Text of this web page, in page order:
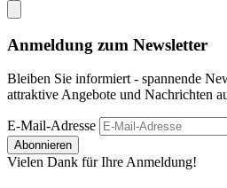
Anmeldung zum Newsletter
Bleiben Sie informiert - spannende
attraktive Angebote und Nachrichten
E-Mail-Adresse
Abonnieren
Vielen Dank für Ihre Anmeldung!